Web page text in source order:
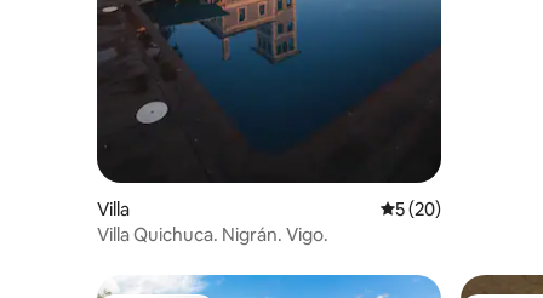
Villa 5 av 5 i
5 (20)
Villa Quichuca. Nigrán. Vigo.